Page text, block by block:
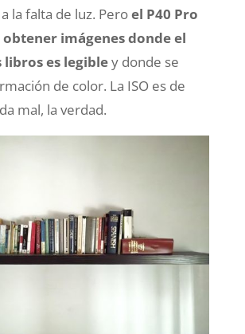
la falta de luz. Peroel P40 Pro
obtener imágenes donde el
libros es legibley donde se
de color. La ISO es de
mal, la verdad.